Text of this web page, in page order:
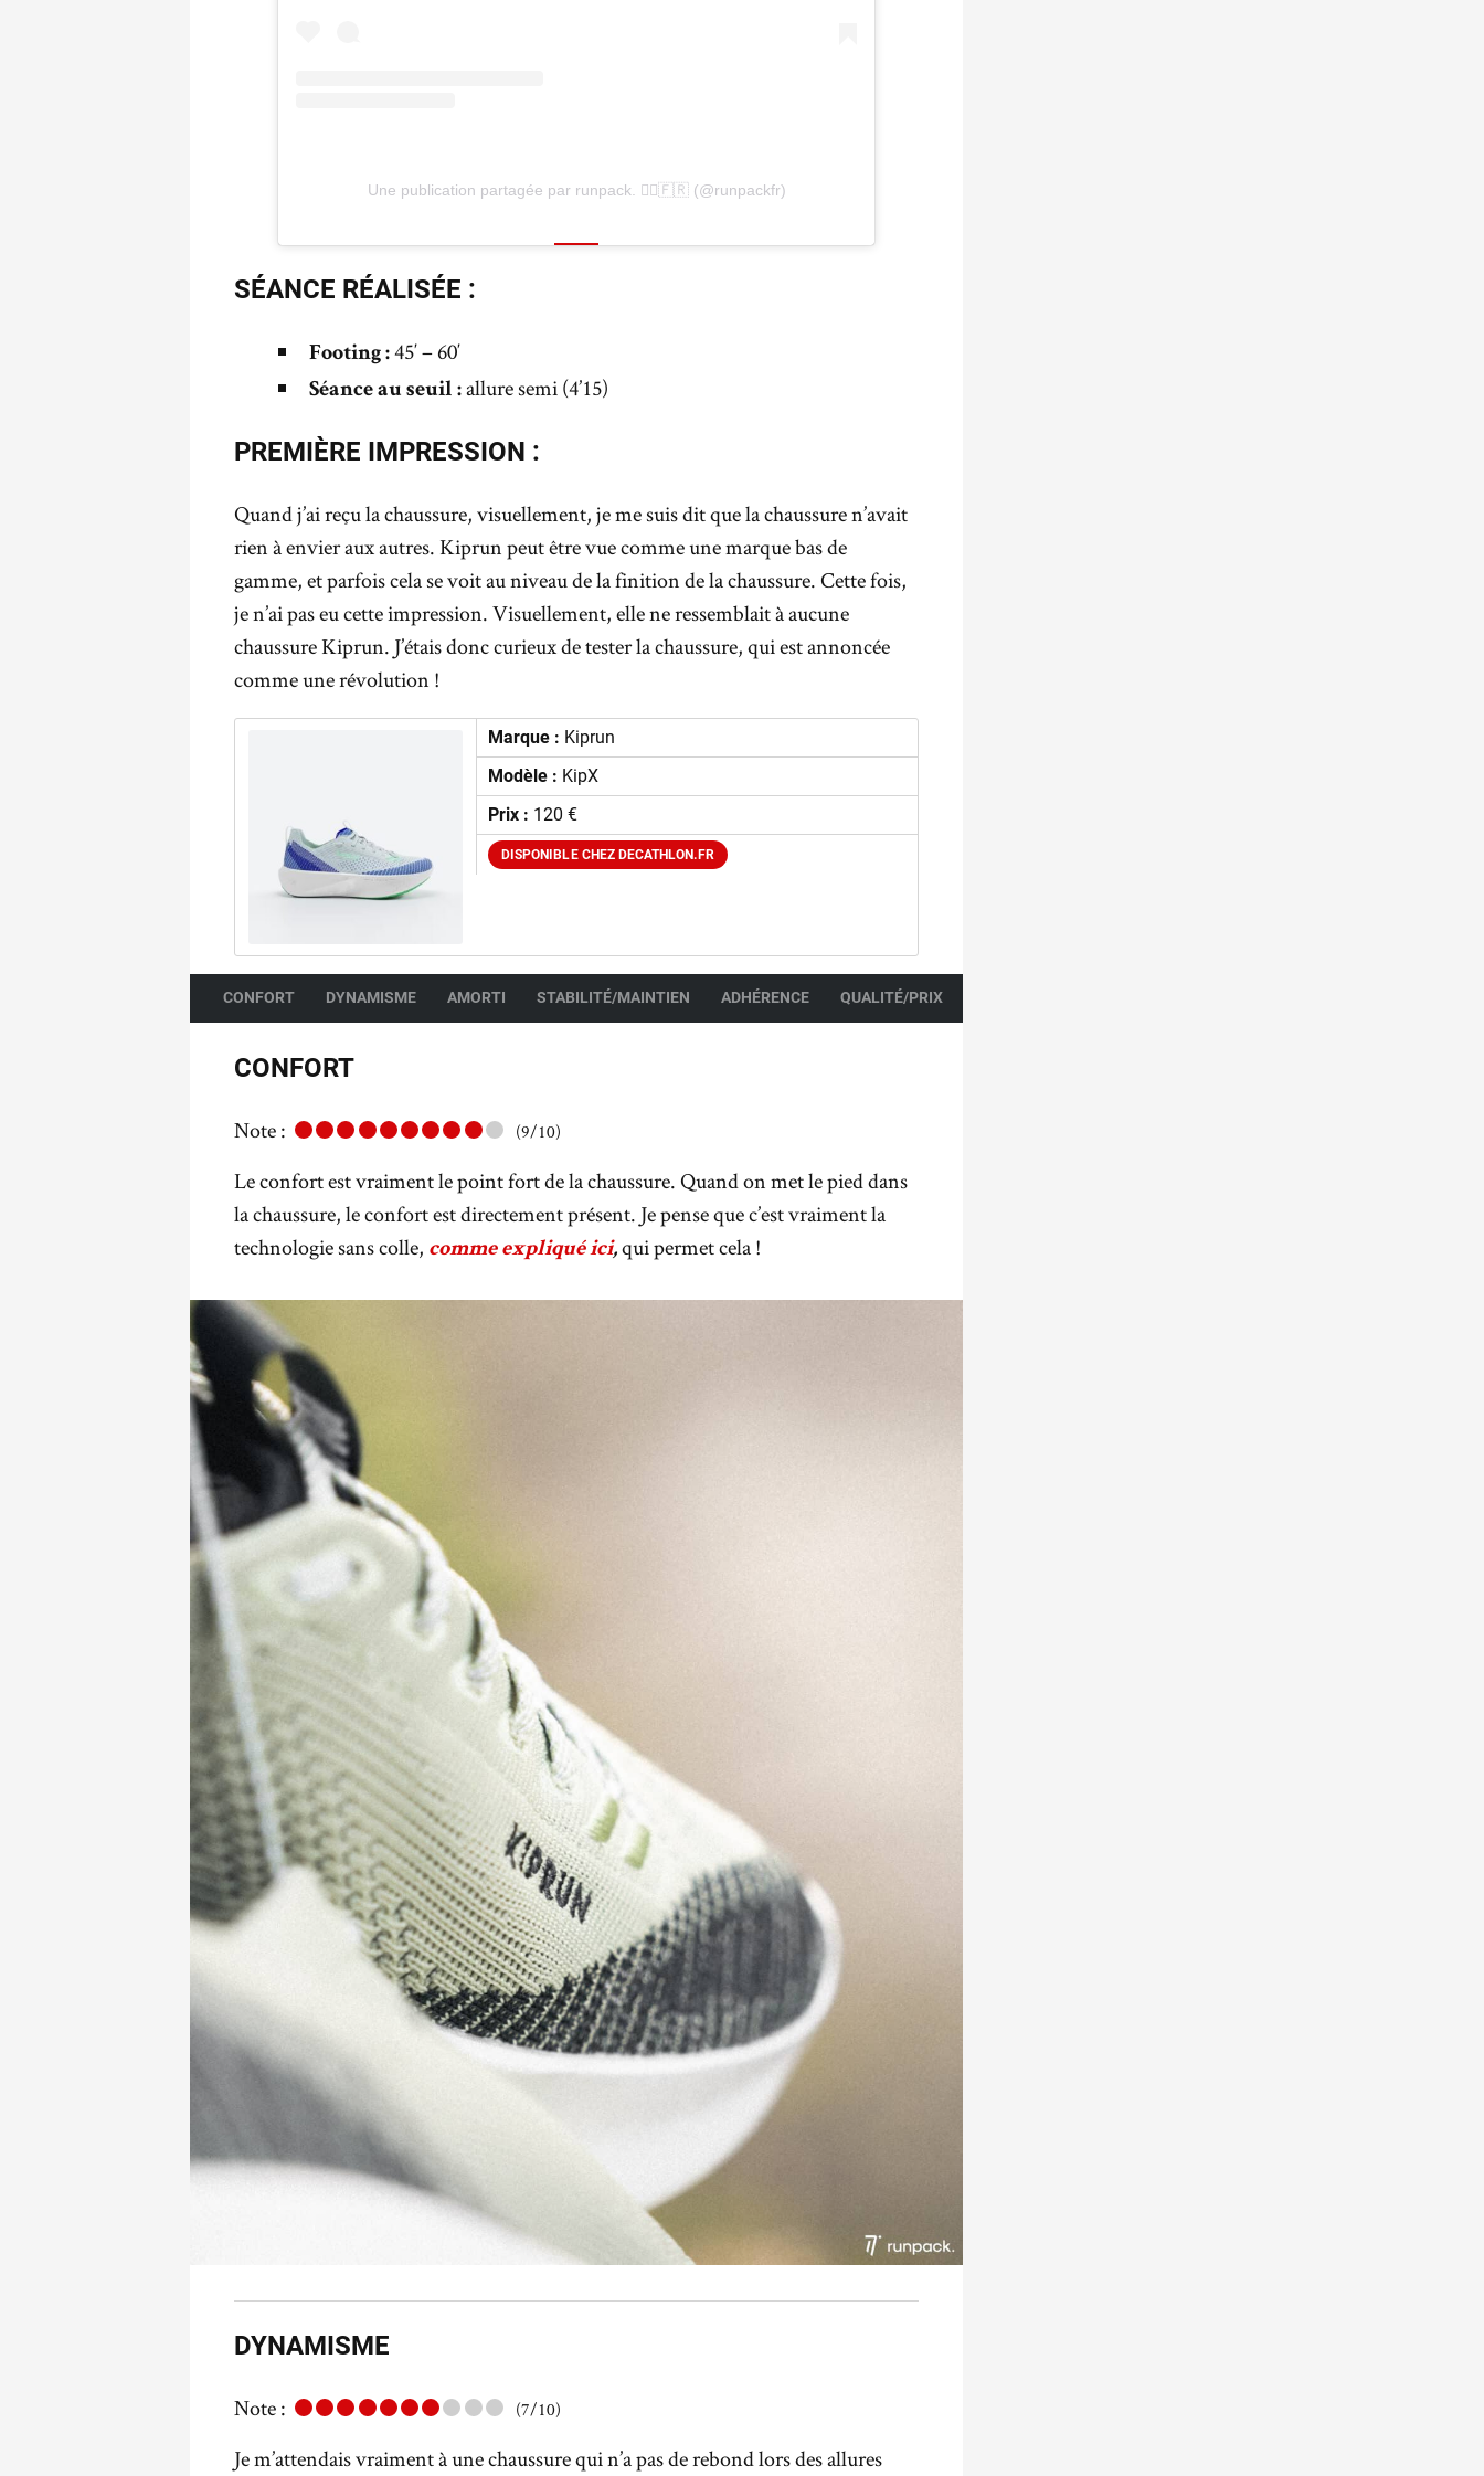
Une publication partagée par runpack. 🏃‍♂️🇫🇷 (@runpackfr)
SÉANCE RÉALISÉE :
Footing : 45′ – 60′
Séance au seuil : allure semi (4’15)
PREMIÈRE IMPRESSION :
Quand j’ai reçu la chaussure, visuellement, je me suis dit que la chaussure n’avait
rien à envier aux autres. Kiprun peut être vue comme une marque bas de
gamme, et parfois cela se voit au niveau de la finition de la chaussure. Cette fois,
je n’ai pas eu cette impression. Visuellement, elle ne ressemblait à aucune
chaussure Kiprun. J’étais donc curieux de tester la chaussure, qui est annoncée
comme une révolution !
Marque : Kiprun
Modèle : KipX
Prix : 120 €
DISPONIBLE CHEZ DECATHLON.FR
CONFORT DYNAMISME AMORTI STABILITÉ/MAINTIEN ADHÉRENCE QUALITÉ/PRIX
CONFORT
Note : (9/10)
Le confort est vraiment le point fort de la chaussure. Quand on met le pied dans
la chaussure, le confort est directement présent. Je pense que c’est vraiment la
technologie sans colle, comme expliqué ici, qui permet cela !
DYNAMISME
Note : (7/10)
Je m’attendais vraiment à une chaussure qui n’a pas de rebond lors des allures